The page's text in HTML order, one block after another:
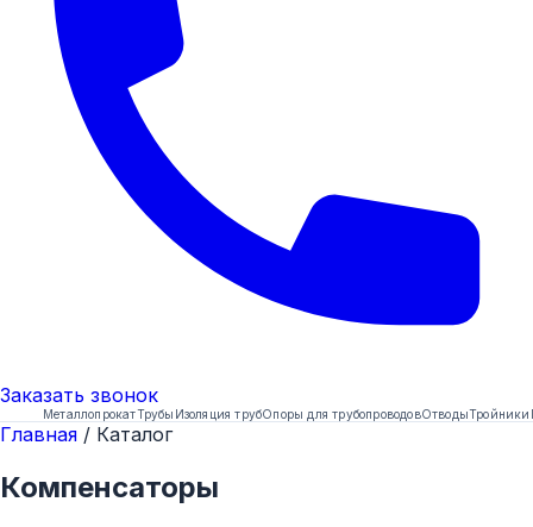
Заказать звонок
МеталлопрокатТрубы Изоляция трубОпоры для трубопроводовОтводыТройники
Главная / Каталог
Компенсаторы